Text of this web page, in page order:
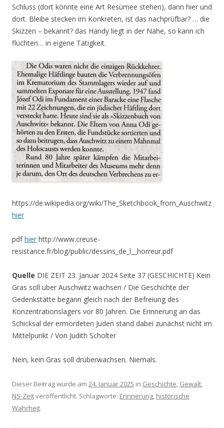
Schluss (dort könnte eine Art Resümee stehen), dann hier und
dort. Bleibe stecken im Konkreten, ist das nachprüfbar? … die
Skizzen – bekannt? das Handy liegt in der Nähe, so kann ich
flüchten… in eigene Tätigkeit.
https://de.wikipedia.org/wiki/The_Sketchbook_from_Auschwitz
hier
pdfhier http://www.creuse-
resistance.fr/blog/public/dessins_de_l__horreur.pdf
Quelle DIE ZEIT 23. Januar 2024 Seite 37 (GESCHICHTE) Kein
Gras soll über Auschwitz wachsen / Die Geschichte der
Gedenkstätte begann gleich nach der Befreiung des
Konzentrationslagers vor 80 Jahren. Die Erinnerung an das
Schicksal der ermordeten Juden stand dabei zunächst nicht im
Mittelpunkt / Von Judith Scholter
Nein, kein Gras soll drüberwachsen. Niemals.
Dieser Beitrag wurde am 24. Januar 2025 in Geschichte, Gewalt,
NS-Zeitveröffentlicht. Schlagworte: Erinnerung, historische
Wahrheit.